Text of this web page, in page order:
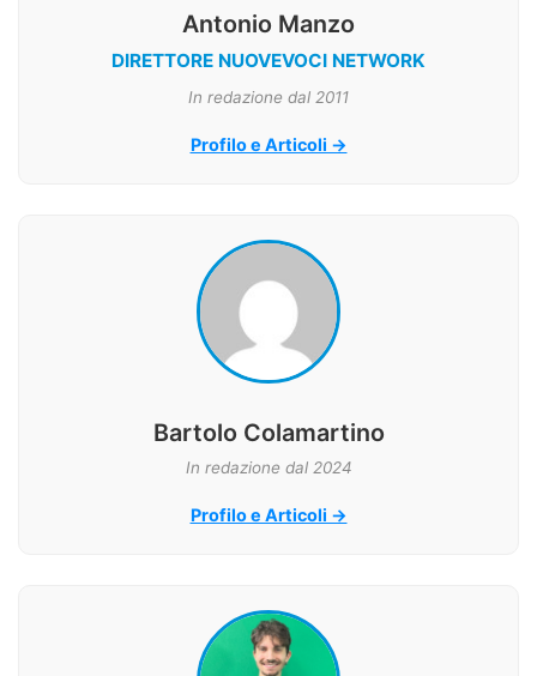
Antonio Manzo
DIRETTORE NUOVEVOCI NETWORK
In redazione dal 2011
Profilo e Articoli →
Bartolo Colamartino
In redazione dal 2024
Profilo e Articoli →